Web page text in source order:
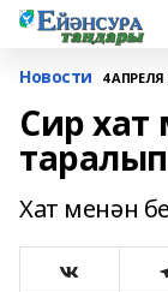
Новости 4 АПРЕЛЯ
Сир хат
Хат менəн